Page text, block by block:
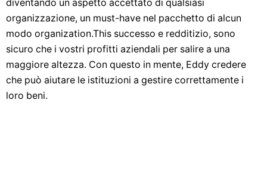
diventando un aspetto accettato di qualsiasi
organizzazione, un must-have nel pacchetto di alcun
modo organization.This successo e redditizio, sono
sicuro che i vostri profitti aziendali per salire a una
maggiore altezza. Con questo in mente, Eddy credere
che può aiutare le istituzioni a gestire correttamente i
loro beni.